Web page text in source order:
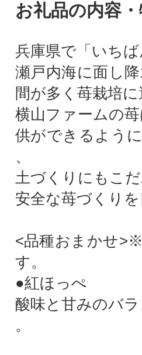
お礼品の内容
兵庫県で「いち
瀬戸内海に面し
間が多く苺栽培
横山ファームの
供ができるよう
、
土づくりにもこ
安全な苺づくり
<品種おまかせ
す。
●紅ほっぺ
酸味と甘みのバ
。